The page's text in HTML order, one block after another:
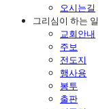
오시는길
그리심이 하는 일
교회안내
주보
전도지
행사용
봉투
출판